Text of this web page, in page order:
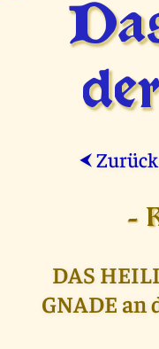
⮜ Zurück
-
DAS
GNADE an